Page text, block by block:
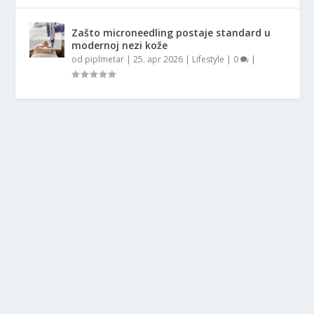
Zašto microneedling postaje standard u
modernoj nezi kože
od piplmetar |25. apr 2026 | Lifestyle | 0 |